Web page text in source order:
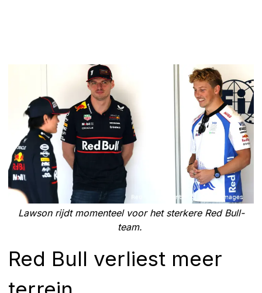
Lawson rijdt momenteel voor het sterkere Red Bull-
team.
Red Bull verliest meer